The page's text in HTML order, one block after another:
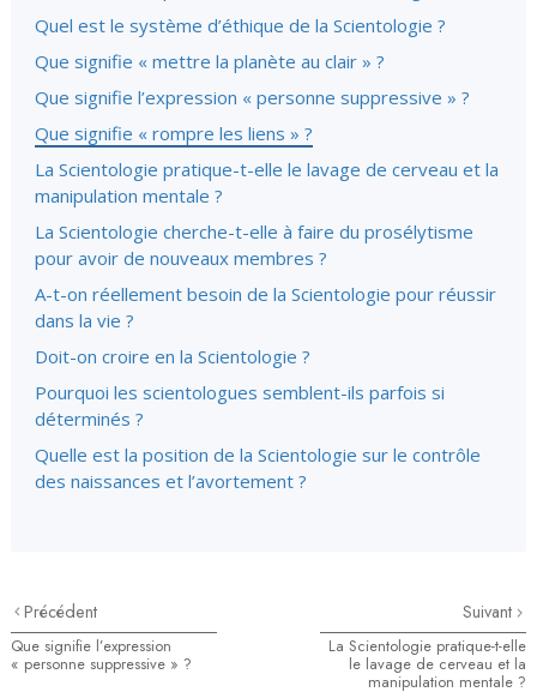
Quel est le système d’éthique de la Scientologie ?
Que signifie « mettre la planète au clair » ?
Que signifie l’expression « personne suppressive » ?
Que signifie « rompre les liens » ?
La Scientologie pratique-t-elle le lavage de cerveau et la
manipulation mentale ?
La Scientologie cherche-t-elle à faire du prosélytisme
pour avoir de nouveaux membres ?
A-t-on réellement besoin de la Scientologie pour réussir
dans la vie ?
Doit-on croire en la Scientologie ?
Pourquoi les scientologues semblent-ils parfois si
déterminés ?
Quelle est la position de la Scientologie sur le contrôle
des naissances et l’avortement ?
Précédent
Que signifie l’expression
« personne suppressive » ?
Suivant
La Scientologie pratique-t-elle
le lavage de cerveau et la
manipulation mentale ?